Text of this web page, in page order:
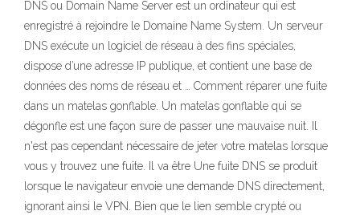
DNS ou Domain Name Server est un ordinateur qui est
enregistré à rejoindre le Domaine Name System. Un serveur
DNS exécute un logiciel de réseau à des fins spéciales,
dispose d’une adresse IP publique, et contient une base de
données des noms de réseau et … Comment réparer une fuite
dans un matelas gonflable. Un matelas gonflable qui se
dégonfle est une façon sure de passer une mauvaise nuit. Il
n'est pas cependant nécessaire de jeter votre matelas lorsque
vous y trouvez une fuite. Il va être Une fuite DNS se produit
lorsque le navigateur envoie une demande DNS directement,
ignorant ainsi le VPN. Bien que le lien semble crypté ou